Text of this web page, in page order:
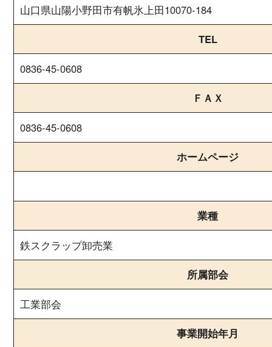
山口県山陽小野田市有帆氷上田10070-184
TEL
0836-45-0608
ＦＡＸ
0836-45-0608
ホームページ
業種
鉄スクラップ卸売業
所属部会
工業部会
事業開始年月